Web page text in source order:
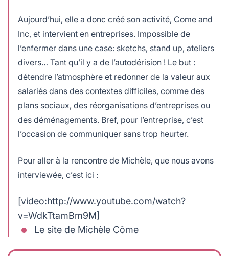
Aujourd’hui, elle a donc créé son activité, Come and
Inc, et intervient en entreprises. Impossible de
l’enfermer dans une case: sketchs, stand up, ateliers
divers… Tant qu’il y a de l’autodérision ! Le but :
détendre l’atmosphère et redonner de la valeur aux
salariés dans des contextes difficiles, comme des
plans sociaux, des réorganisations d’entreprises ou
des déménagements. Bref, pour l’entreprise, c’est
l’occasion de communiquer sans trop heurter.
Pour aller à la rencontre de Michèle, que nous avons
interviewée, c’est ici :
[video:http://www.youtube.com/watch?
v=WdkTtamBm9M]
Le site de Michèle Côme